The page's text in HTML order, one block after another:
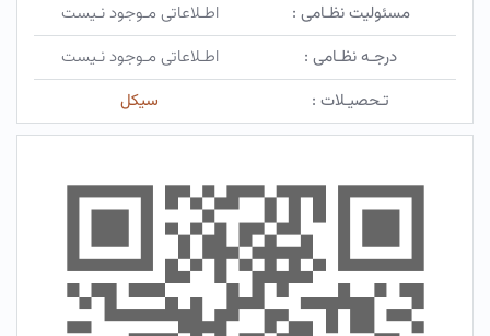
مسئولیت نظـامی :
اطـلاعاتی مـوجود نـیست
درجـه نظـامی :
اطـلاعاتی مـوجود نـیست
تـحصیـلات :
سیکل